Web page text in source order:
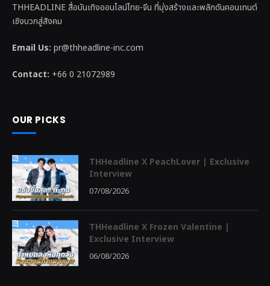
THHEADLINE สื่อบันเทิงออนไลน์ไทย-จีน ที่มุ่งสร้างและพลักดันคอนเทนต์
เชิงบวกสู่สังคม
Email Us: pr@thheadline-inc.com
Contact: +66 0 21072989
OUR PICKS
THHeadline X PeachLover | Exclusive
Interview
07/08/2026
THHeadline X Frozen Valentine |
Exclusive Interview
06/08/2026